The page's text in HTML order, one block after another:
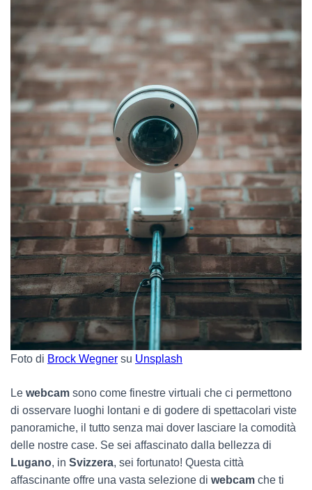
Foto di Brock Wegner su Unsplash
Le webcam sono come finestre virtuali che ci permettono
di osservare luoghi lontani e di godere di spettacolari viste
panoramiche, il tutto senza mai dover lasciare la comodità
delle nostre case. Se sei affascinato dalla bellezza di
Lugano, in Svizzera, sei fortunato! Questa città
affascinante offre una vasta selezione di webcam che ti